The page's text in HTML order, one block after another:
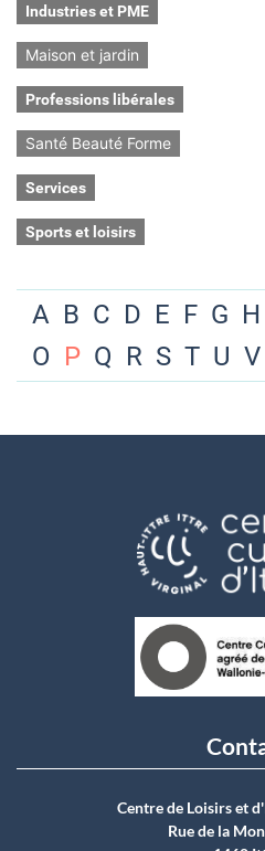
Industries et PME
Maison et jardin
Professions libérales
Santé Beauté Forme
Services
Sports et loisirs
A B C D E F G H
O P Q R S T U V
Centre de Loisirs et
Rue de la